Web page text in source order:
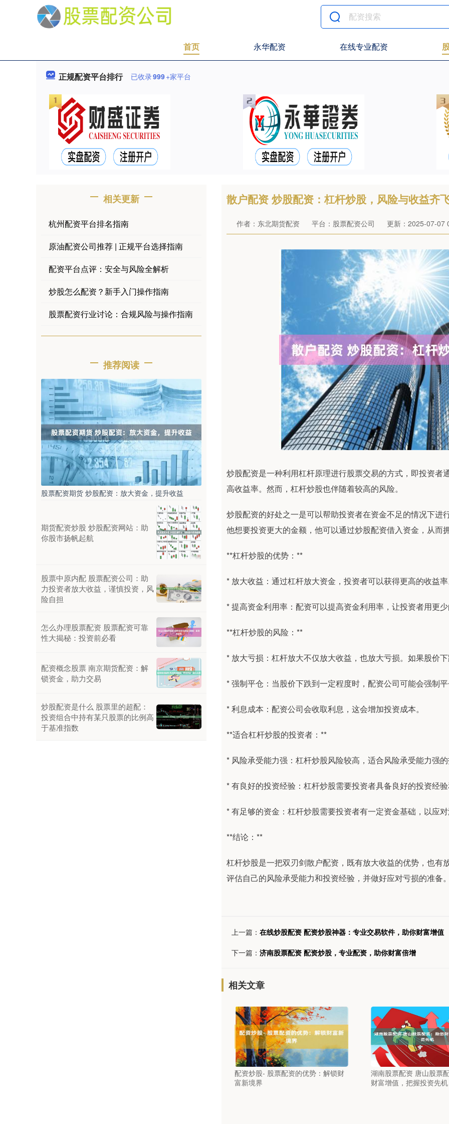
首页 永华配资 在线专业配资
正规配资平台排行 已收录999+家平台
散户配资 炒股配资：杠杆炒股，风险与收益齐
作者：东北期货配资 平台：股票配资公司 更新：2025-07-07
炒股配资是一种利用杠杆原理进行股票交易的方式，即投资
高收益率。然而，杠杆炒股也伴随着较高的风险。
炒股配资的好处之一是可以帮助投资者在资金不足的情况下
他想要投资更大的金额，他可以通过炒股配资借入资金，从而
**杠杆炒股的优势：**
* 放大收益：通过杠杆放大资金，投资者可以获得更高的收益
* 提高资金利用率：配资可以提高资金利用率，让投资者用更
**杠杆炒股的风险：**
* 放大亏损：杠杆放大不仅放大收益，也放大亏损。如果股价
* 强制平仓：当股价下跌到一定程度时，配资公司可能会强制
* 利息成本：配资公司会收取利息，这会增加投资成本。
**适合杠杆炒股的投资者：**
* 风险承受能力强：杠杆炒股风险较高，适合风险承受能力强
* 有良好的投资经验：杠杆炒股需要投资者具备良好的投资经
* 有足够的资金：杠杆炒股需要投资者有一定资金基础，以应
**结论：**
杠杆炒股是一把双刃剑散户配资，既有放大收益的优势，也
评估自己的风险承受能力和投资经验，并做好应对亏损的准备
上一篇： 在线炒股配资 配资炒股神器：专业交易软件，助你财富增值
下一篇： 济南股票配资 配资炒股，专业配资，助你财富倍增
相关文章
配资炒股- 股票配资的优势：解锁财
富新境界
湖南股票配资 唐山股票
财富增值，把握投资先机
相关更新
杭州配资平台排名指南
原油配资公司推荐 | 正规平台选择指南
配资平台点评：安全与风险全解析
炒股怎么配资？新手入门操作指南
股票配资行业讨论：合规风险与操作指南
推荐阅读
股票配资期货 炒股配资：放大资金，提升收益
期货配资炒股 炒股配资网站：助
你股市扬帆起航
股票中原内配 股票配资公司：助
力投资者放大收益，谨慎投资，风
险自担
怎么办理股票配资 股票配资可靠
性大揭秘：投资前必看
配资概念股票 南京期货配资：解
锁资金，助力交易
炒股配资是什么 股票里的超配：
投资组合中持有某只股票的比例高
于基准指数